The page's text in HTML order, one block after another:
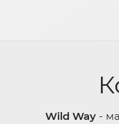
Wild Way-